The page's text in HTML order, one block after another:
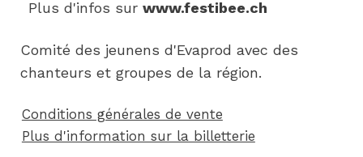
Comité des jeunens d'Evaprod avec des
chanteurs et groupes de la région.
Plus d'infos sur www.festibee.ch
Conditions générales de vente
Plus d'information sur la billetterie